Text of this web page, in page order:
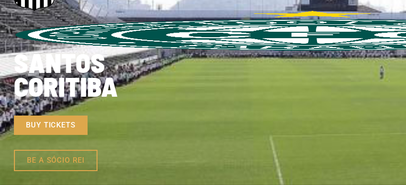
SANTOS
CORITIBA
BUY TICKETS
BE A SÓCIO REI